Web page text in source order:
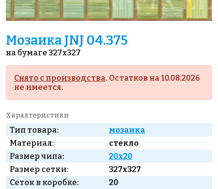
Мозаика JNJ 04.375
на бумаге 327x327
Снято с производства. Остатков на 10.08.2026
не имеется.
Характеристики
Тип товара:
мозаика
Материал:
стекло
Размер чипа:
20x20
Размер сетки:
327x327
Сеток в коробке:
20